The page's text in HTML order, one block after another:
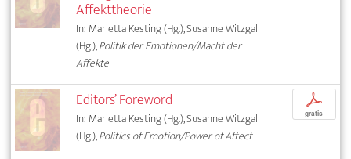
Affekttheorie
In: Marietta Kesting (Hg.), Susanne Witzgall
(Hg.),Politik der Emotionen/Macht der
Affekte
Editors’ Foreword
In: Marietta Kesting (Hg.), Susanne Witzgall
(Hg.),Politics of Emotion/Power of Affect
p
gratis